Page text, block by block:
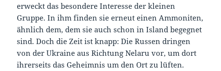
erweckt das besondere Interesse der kleinen
Gruppe. In ihm finden sie erneut einen Ammoniten,
ähnlich dem, dem sie auch schon in Island begegnet
sind. Doch die Zeit ist knapp: Die Russen dringen
von der Ukraine aus Richtung Nelaru vor, um dort
ihrerseits das Geheimnis um den Ort zu lüften.